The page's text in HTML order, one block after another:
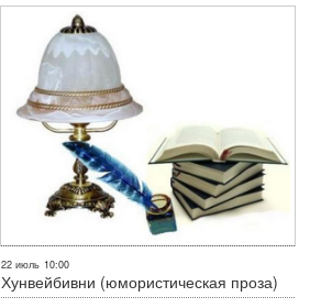
22 июль 10:00
Хунвейбивни (юмористическая проза)